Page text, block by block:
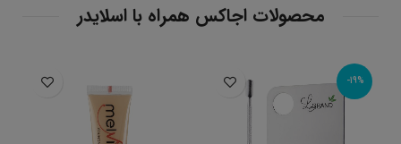
محصولات اجاکس همراه با اسلایدر
-19%